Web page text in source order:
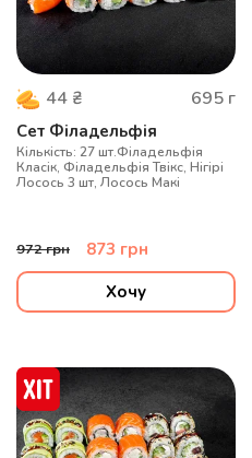
44 ₴ 695 г
Сет Філадельфія
Кількість: 27 шт.Філадельфія
Класік, Філадельфія Твікс, Нігірі
Лосось 3 шт, Лосось Макі
972грн 873 грн
Хочу